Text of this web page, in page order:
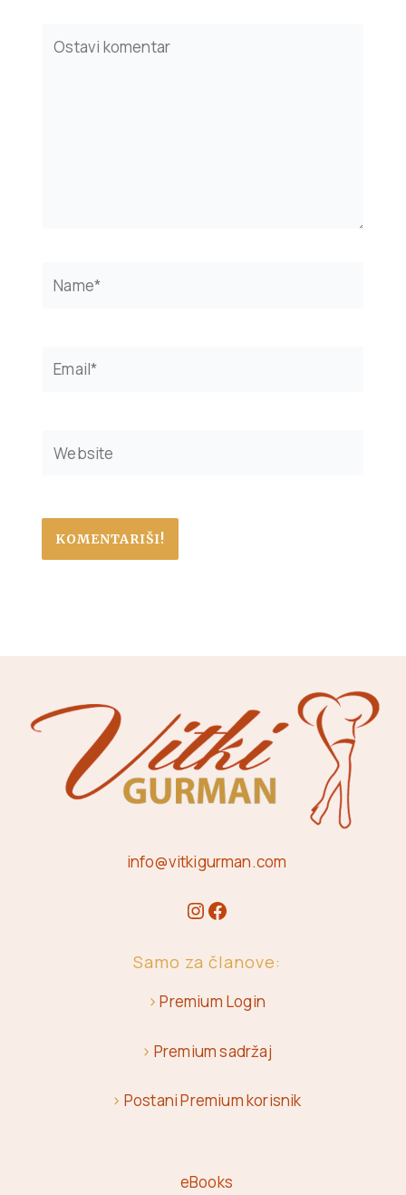
here..
info@vitkigurman.com
Samo za članove:
>Premium Login
> Premium sadržaj
> Postani Premium korisnik
eBooks